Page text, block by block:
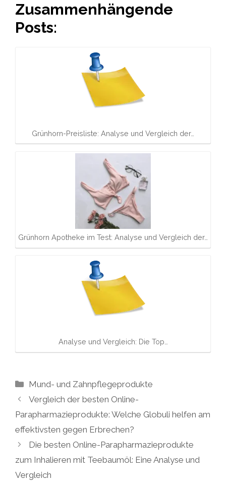
Zusammenhängende
Posts:
Grünhorn-Preisliste: Analyse und Vergleich der…
Grünhorn Apotheke im Test: Analyse und Vergleich der…
Analyse und Vergleich: Die Top…
Kategorien
Mund- und Zahnpflegeprodukte
Vergleich der besten Online-
Parapharmazieprodukte: Welche Globuli helfen am
effektivsten gegen Erbrechen?
Die besten Online-Parapharmazieprodukte
zum Inhalieren mit Teebaumöl: Eine Analyse und
Vergleich